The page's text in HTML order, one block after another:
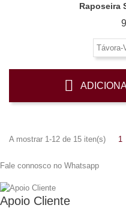
Raposeira
Távora-
A mostrar 1-12 de 15 iten(s) 1
Fale connosco no Whatsapp
Apoio Cliente